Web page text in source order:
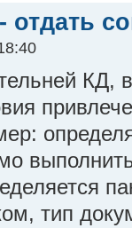
отдать
КД,
тип